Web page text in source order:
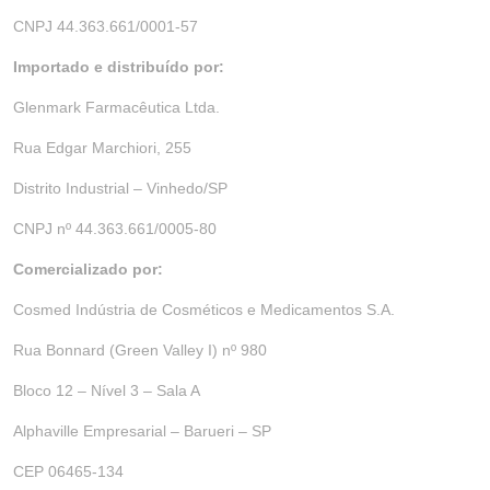
CNPJ 44.363.661/0001-57
Importado e distribuído por:
Glenmark Farmacêutica Ltda.
Rua Edgar Marchiori, 255
Distrito Industrial – Vinhedo/SP
CNPJ nº 44.363.661/0005-80
Comercializado por:
Cosmed Indústria de Cosméticos e Medicamentos S.A.
Rua Bonnard (Green Valley I) nº 980
Bloco 12 – Nível 3 – Sala A
Alphaville Empresarial – Barueri – SP
CEP 06465-134